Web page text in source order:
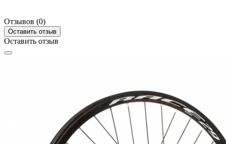
Отзывов (0)
Оставить отзыв
Оставить отзыв